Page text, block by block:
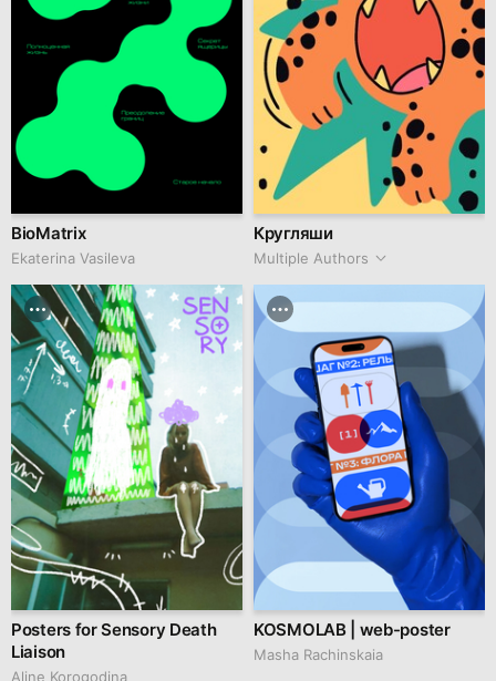
BioMatrix
Ekaterina Vasileva
Кругляши
Multiple Authors
Posters for Sensory Death
Liaison
Aline Korogodina
KOSMOLAB | web-poster
Masha Rachinskaia